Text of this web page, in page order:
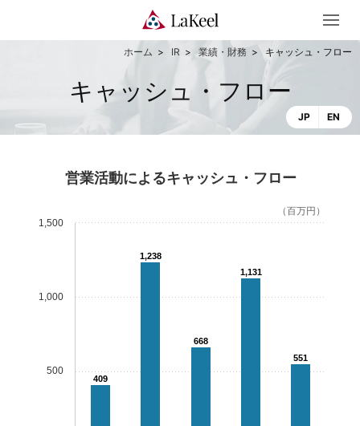
IR 業績・財務 キャッシュ・フロー
キャッシュ・フロー
JP EN
営業活動によるキャッシュ・フロー
500
1,000
1,500
（百万円）
409
1,238
668
1,131
551